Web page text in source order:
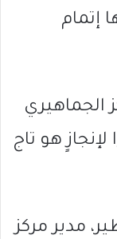
إتمام
الجماهيري
هو تاج
مدير مركز